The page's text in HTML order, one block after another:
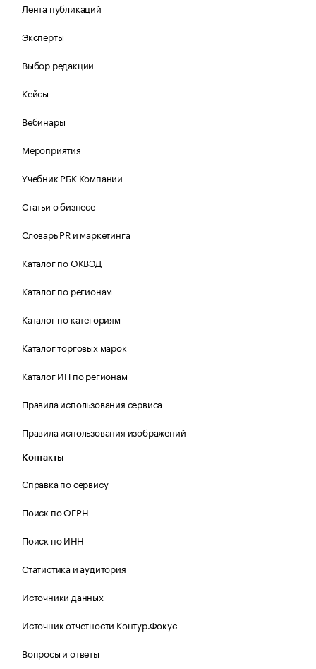
Лента публикаций
Эксперты
Выбор редакции
Кейсы
Вебинары
Мероприятия
Учебник РБК Компании
Статьи о бизнесе
Словарь PR и маркетинга
Каталог по ОКВЭД
Каталог по регионам
Каталог по категориям
Каталог торговых марок
Каталог ИП по регионам
Правила использования сервиса
Правила использования изображений
Контакты
Справка по сервису
Поиск по ОГРН
Поиск по ИНН
Статистика и аудитория
Источники данных
Источник отчетности Контур.Фокус
Вопросы и ответы